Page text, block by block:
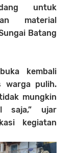
untuk
material
Batang
kembali
warga pulih.
mungkin
saja,” ujar
kegiatan